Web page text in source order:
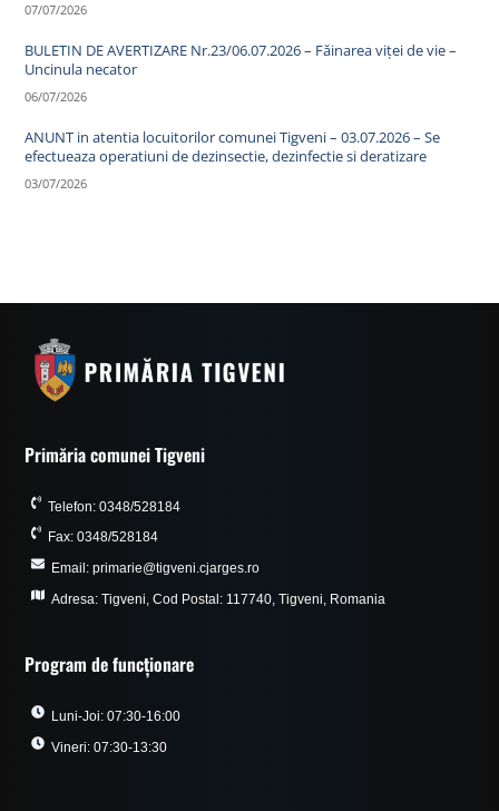
07/07/2026
BULETIN DE AVERTIZARE Nr.23/06.07.2026 – Făinarea viței de vie –
Uncinula necator
06/07/2026
ANUNT in atentia locuitorilor comunei Tigveni – 03.07.2026 – Se
efectueaza operatiuni de dezinsectie, dezinfectie si deratizare
03/07/2026
Primăria comunei Tigveni
Telefon: 0348/528184
Fax: 0348/528184
Email: primarie@tigveni.cjarges.ro
Adresa: Tigveni, Cod Postal: 117740, Tigveni, Romania
Program de funcționare
Luni-Joi: 07:30-16:00
Vineri: 07:30-13:30